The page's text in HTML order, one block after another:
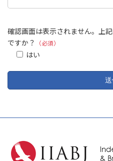
確認画面は表示されません。上
ですか？
（必須）
はい